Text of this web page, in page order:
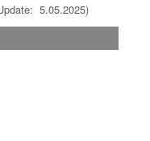
5.05.2025)